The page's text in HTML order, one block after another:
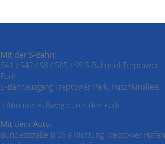
Mit der S-Bahn:
S41 / S42 / S8 / S85 / S9 S-Bahnhof Treptower
Park
S-Bahnausgang Treptower Park, Puschkinallee.
5 Minuten Fußweg durch den Park
Mit dem Auto:
Bundesstraße B 96 a Richtung Treptower Hafen